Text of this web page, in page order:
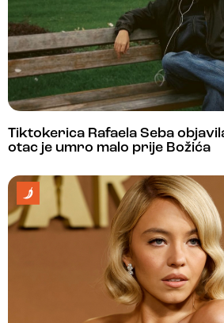
Tiktokerica Rafaela Seba
otac je umro malo prije Božića